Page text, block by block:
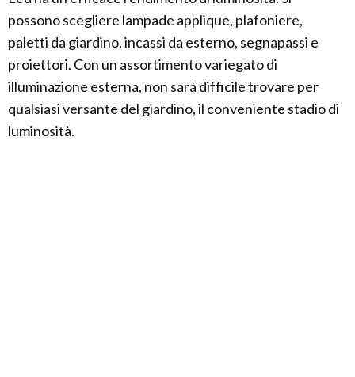
possono scegliere lampade applique, plafoniere,
paletti da giardino, incassi da esterno, segnapassi e
proiettori. Con un assortimento variegato di
illuminazione esterna, non sarà difficile trovare per
qualsiasi versante del giardino, il conveniente stadio di
luminosità.